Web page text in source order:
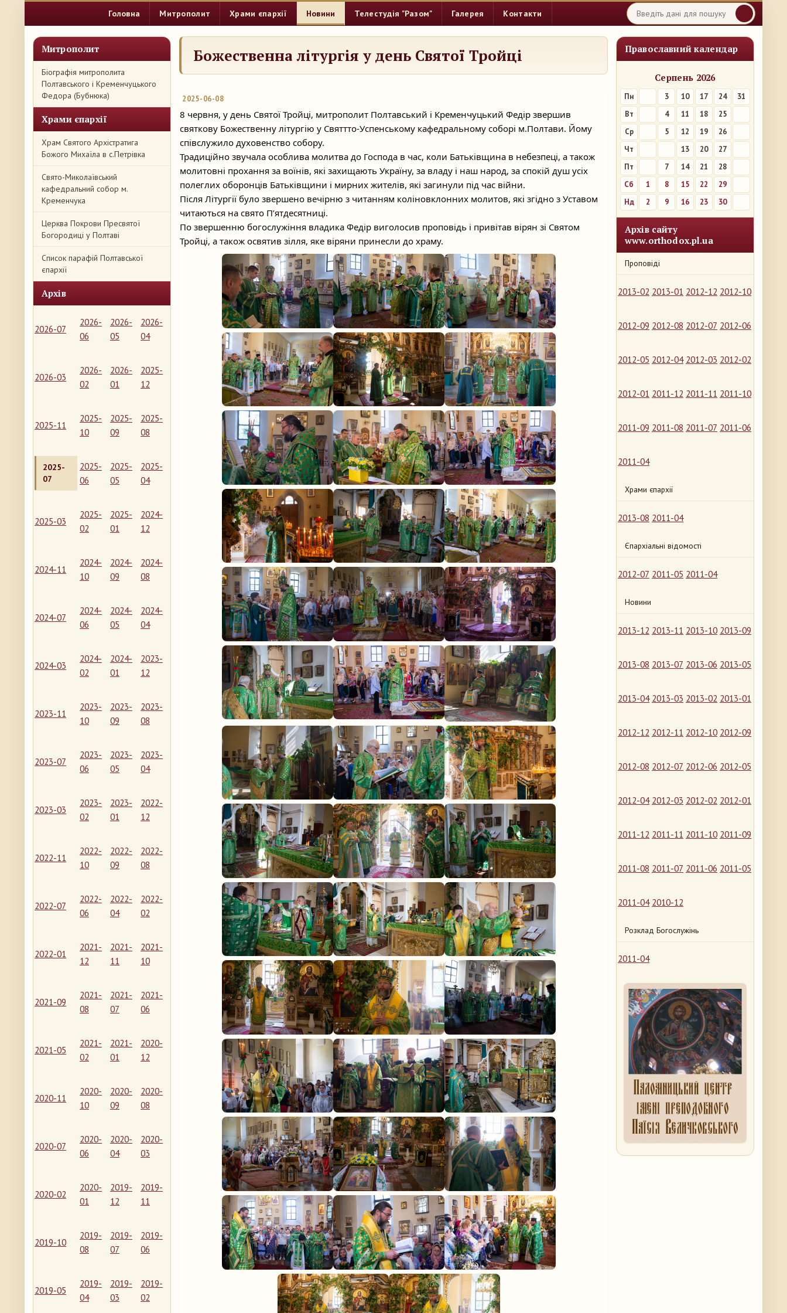
Головна Митрополит Храми єпархії Новини Телестудія "Разом" Галерея Контакти
Митрополит
Біографія митрополита
Полтавського і Кременчуцького
Федора (Бубнюка)
Храми єпархії
Храм Святого Архістратига
Божого Михаїла в с.Петрівка
Свято-Миколаївський
кафедральний собор м.
Кременчука
Церква Покрови Пресвятої
Богородиці у Полтаві
Список парафій Полтавської
єпархії
Архів
2026-07
2026-
06
2026-
05
2026-
04
2026-03
2026-
02
2026-
01
2025-
12
2025-11
2025-
10
2025-
09
2025-
08
2025-
07
2025-
06
2025-
05
2025-
04
2025-03
2025-
02
2025-
01
2024-
12
2024-11
2024-
10
2024-
09
2024-
08
2024-07
2024-
06
2024-
05
2024-
04
2024-03
2024-
02
2024-
01
2023-
12
2023-11
2023-
10
2023-
09
2023-
08
2023-07
2023-
06
2023-
05
2023-
04
2023-03
2023-
02
2023-
01
2022-
12
2022-11
2022-
10
2022-
09
2022-
08
2022-07
2022-
06
2022-
04
2022-
02
2022-01
2021-
12
2021-
11
2021-
10
2021-09
2021-
08
2021-
07
2021-
06
2021-05
2021-
02
2021-
01
2020-
12
2020-11
2020-
10
2020-
09
2020-
08
2020-07
2020-
06
2020-
04
2020-
03
2020-02
2020-
01
2019-
12
2019-
11
2019-10
2019-
08
2019-
07
2019-
06
2019-05
2019-
04
2019-
03
2019-
02
Православний календар
Серпень 2026
Пн 3 10 17 24
31
Вт
4 11 18
25
Ср
5 12 19
26
Чт
13 20
27
Пт
7 14 21
28
Сб
1 8 15 22
29
Нд
2 9 16 23 30
Архів сайту
www.orthodox.pl.ua
Проповіді
2013-02 2013-01 2012-12 2012-10
2012-09 2012-08 2012-07 2012-06
2012-05 2012-04 2012-03 2012-02
2012-01 2011-12 2011-11 2011-10
2011-09 2011-08 2011-07 2011-06
2011-04
Храми єпархії
2013-08 2011-04
Єпархіальні відомості
2012-07 2011-05 2011-04
Новини
2013-12 2013-11 2013-10 2013-09
2013-08 2013-07 2013-06 2013-05
2013-04 2013-03 2013-02 2013-01
2012-12 2012-11 2012-10 2012-09
2012-08 2012-07 2012-06 2012-05
2012-04 2012-03 2012-02 2012-01
2011-12 2011-11 2011-10 2011-09
2011-08 2011-07 2011-06 2011-05
2011-04 2010-12
Розклад Богослужінь
2011-04
Божественна літургія у день Святої Тройці
2025-06-08
8 червня, у день Святої Тройці, митрополит Полтавський і Кременчуцький Федір звершив
святкову Божественну літургію у Святтто-Успенському кафедральному соборі м.Полтави. Йому
співслужило духовенство собору.
Традиційно звучала особлива молитва до Господа в час, коли Батьківщина в небезпеці, а також
молитовні прохання за воїнів, які захищають Україну, за владу і наш народ, за спокій душ усіх
полеглих оборонців Батьківщини і мирних жителів, які загинули під час війни.
Після Літургії було звершено вечірню з читанням коліновклонних молитов, які згідно з Уставом
читаються на свято П’ятдесятниці.
По звершенню богослужіння владика Федір виголосив проповідь і привітав вірян зі Святом
Тройці, а також освятив зілля, яке віряни принесли до храму.